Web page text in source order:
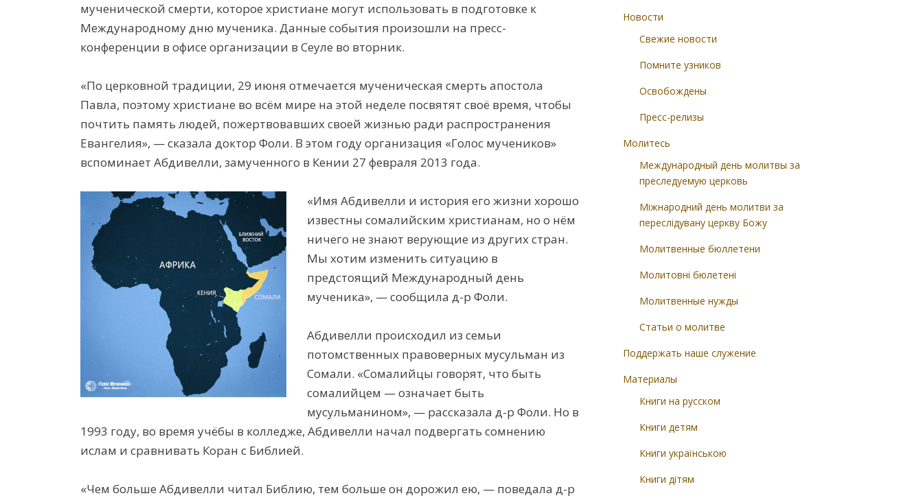
мученической смерти, которое христиане могут использовать в подготовке к
Международному дню мученика. Данные события произошли на пресс-
конференции в офисе организации в Сеуле во вторник.
«По церковной традиции, 29 июня отмечается мученическая смерть апостола
Павла, поэтому христиане во всём мире на этой неделе посвятят своё время, чтобы
почтить память людей, пожертвовавших своей жизнью ради распространения
Евангелия», — сказала доктор Фоли. В этом году организация «Голос мучеников»
вспоминает Абдивелли, замученного в Кении 27 февраля 2013 года.
«Имя Абдивелли и история его жизни хорошо
известны сомалийским христианам, но о нём
ничего не знают верующие из других стран.
Мы хотим изменить ситуацию в
предстоящий Международный день
мученика», — сообщила д-р Фоли.
Абдивелли происходил из семьи
потомственных правоверных мусульман из
Сомали. «Сомалийцы говорят, что быть
сомалийцем — означает быть
мусульманином», — рассказала д-р Фоли. Но в
1993 году, во время учёбы в колледже, Абдивелли начал подвергать сомнению
ислам и сравнивать Коран с Библией.
«Чем больше Абдивелли читал Библию, тем больше он дорожил ею, — поведала д-р
Новости
Свежие новости
Помните узников
Освобождены
Пресс-релизы
Молитесь
Международный день молитвы за
преследуемую церковь
Міжнародний день молитви за
переслідувану церкву Божу
Молитвенные бюллетени
Молитовні бюлетені
Молитвенные нужды
Статьи о молитве
Поддержать наше служение
Материалы
Книги на русском
Книги детям
Книги українською
Книги дітям